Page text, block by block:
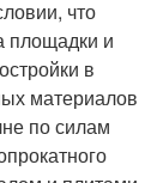
что
площадки и
в
материалов
по силам